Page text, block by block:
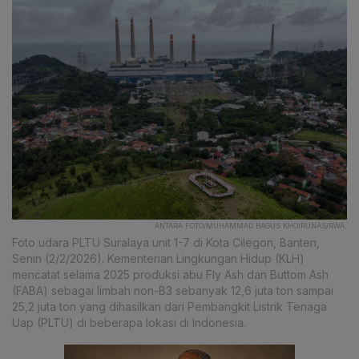
ANTARA FOTO/MUHAMMAD BAGUS KHOIRUNAS/RWA.
Foto udara PLTU Suralaya unit 1-7 di Kota Cilegon, Banten,
Senin (2/2/2026). Kementerian Lingkungan Hidup (KLH)
mencatat selama 2025 produksi abu Fly Ash dan Buttom Ash
(FABA) sebagai limbah non-B3 sebanyak 12,6 juta ton sampai
25,2 juta ton yang dihasilkan dari Pembangkit Listrik Tenaga
Uap (PLTU) di beberapa lokasi di Indonesia.